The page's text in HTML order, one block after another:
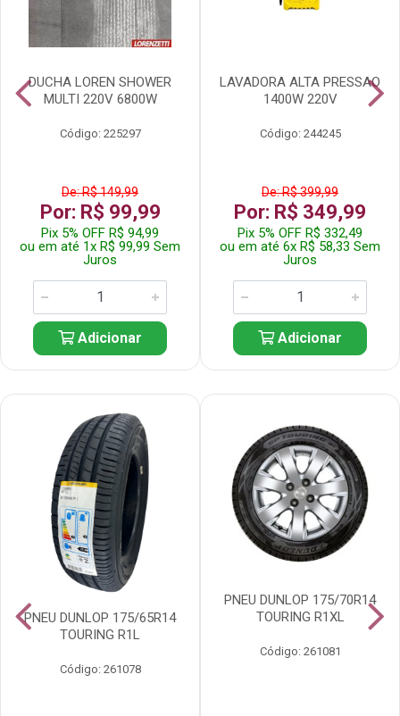
DUCHA LOREN SHOWER
MULTI 220V 6800W
Código: 225297
De: R$ 149,99
Por: R$ 99,99
Pix 5% OFF R$ 94,99
ou em até 1x R$ 99,99 Sem
Juros
Adicionar
LAVADORA ALTA PRESSAO
1400W 220V
Código: 244245
De: R$ 399,99
Por: R$ 349,99
Pix 5% OFF R$ 332,49
ou em até 6x R$ 58,33 Sem
Juros
Adicionar
PNEU DUNLOP 175/65R14
TOURING R1L
Código: 261078
PNEU DUNLOP 175/70R14
TOURING R1XL
Código: 261081